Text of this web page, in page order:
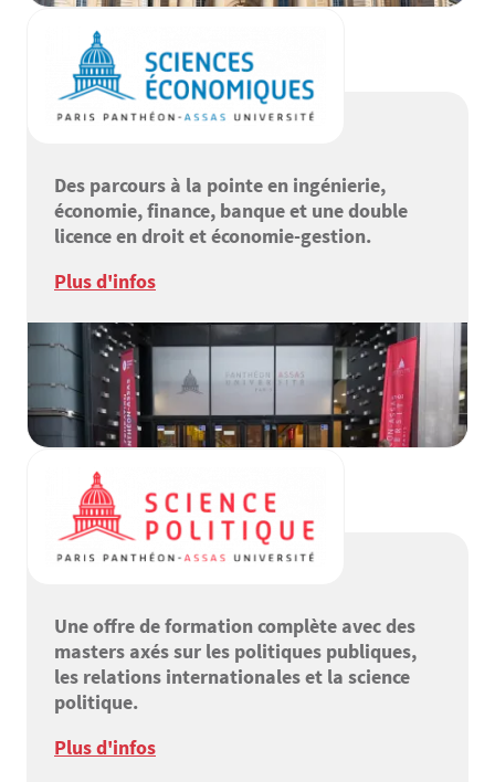
Des parcours à la pointe en ingénierie,
économie, finance, banque et une double
licence en droit et économie-gestion.
Plus d'infos
Une offre de formation complète avec des
masters axés sur les politiques publiques,
les relations internationales et la science
politique.
Plus d'infos